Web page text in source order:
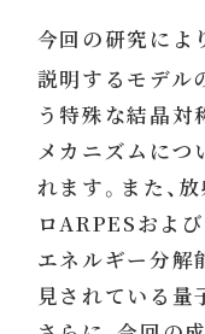
今回の研究によ
説明するモデル
う特殊な結晶対
メカニズムにつ
れます。また、
ロARPESおよ
エネルギー分解
見されている量